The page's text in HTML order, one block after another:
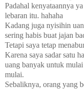
Padahal kenyataannya
lebaran itu. hahaha
Kadang juga nyisihin
sering habis buat jajan
Tetapi saya tetap
Karena saya sadar satu
uang banyak untuk
mulai.
Sebaliknya, orang yang